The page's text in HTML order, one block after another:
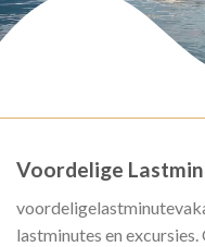
Voordelige
lastminutes en